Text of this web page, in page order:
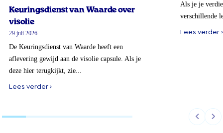
Keuringsdienst van Waarde over
visolie
29 juli 2026
De Keuringsdienst van Waarde heeft een
aflevering gewijd aan de visolie capsule. Als je
deze hier terugkijkt, zie...
Lees verder ›
Als je je
verschillende
Lees verder ›